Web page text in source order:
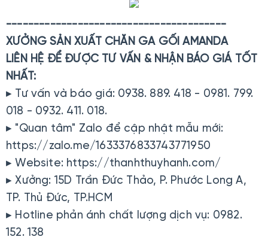
----------------------------------------
XƯỞNG SẢN XUẤT CHĂN GA GỐI AMANDA
LIÊN HỆ ĐỂ ĐƯỢC TƯ VẤN & NHẬN BÁO GIÁ TỐT
NHẤT:
▸ Tư vấn và báo giá: 0938. 889. 418 - 0981. 799.
018 - 0932. 411. 018.
▸ "Quan tâm" Zalo để cập nhật mẫu mới:
https://zalo.me/1633376833743771950
▸ Website: https://thanhthuyhanh.com/
▸ Xưởng: 15D Trần Đức Thảo, P. Phước Long A,
TP. Thủ Đức, TP.HCM
▸ Hotline phản ánh chất lượng dịch vụ: 0982.
152. 138